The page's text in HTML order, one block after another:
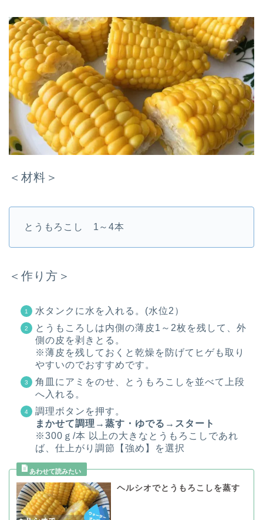
＜材料＞
とうもろこし 1～4本
＜作り方＞
水タンクに水を入れる。(水位2）
とうもころしは内側の薄皮1～2枚を残して、外
側の皮を剥きとる。
※薄皮を残しておくと乾燥を防げてヒゲも取り
やすいのでおすすめです。
角皿にアミをのせ、とうもろこしを並べて上段
へ入れる。
調理ボタンを押す。
まかせて調理→蒸す・ゆでる→スタート
※300ｇ/本 以上の大きなとうもろこしであれ
ば、仕上がり調節【強め】を選択
ヘルシオでとうもろこしを蒸す